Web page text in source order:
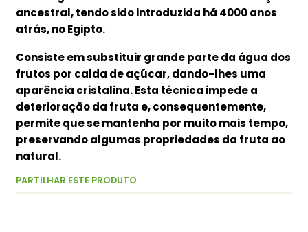
ancestral, tendo sido introduzida há 4000 anos
atrás, no Egipto.
Consiste em substituir grande parte da água dos
frutos por calda de açúcar, dando-lhes uma
aparência cristalina. Esta técnica impede a
deterioração da fruta e, consequentemente,
permite que se mantenha por muito mais tempo,
preservando algumas propriedades da fruta ao
natural.
PARTILHAR ESTE PRODUTO